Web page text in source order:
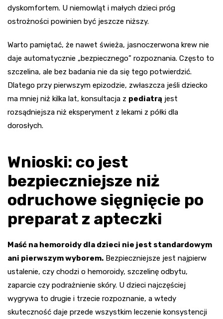
dyskomfortem. U niemowląt i małych dzieci próg
ostrożności powinien być jeszcze niższy.
Warto pamiętać, że nawet świeża, jasnoczerwona krew nie
daje automatycznie „bezpiecznego” rozpoznania. Często to
szczelina, ale bez badania nie da się tego potwierdzić.
Dlatego przy pierwszym epizodzie, zwłaszcza jeśli dziecko
ma mniej niż kilka lat, konsultacja z pediatrą jest
rozsądniejsza niż eksperyment z lekami z półki dla
dorosłych.
Wnioski: co jest
bezpieczniejsze niż
odruchowe sięgnięcie po
preparat z apteczki
Maść na hemoroidy dla dzieci nie jest standardowym
ani pierwszym wyborem. Bezpieczniejsze jest najpierw
ustalenie, czy chodzi o hemoroidy, szczelinę odbytu,
zaparcie czy podrażnienie skóry. U dzieci najczęściej
wygrywa to drugie i trzecie rozpoznanie, a wtedy
skuteczność daje przede wszystkim leczenie konsystencji